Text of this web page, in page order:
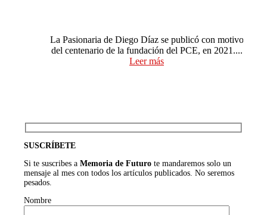
La Pasionaria de Diego Díaz se publicó con motivo
del centenario de la fundación del PCE, en 2021....
Leer más
SUSCRÍBETE
Si te suscribes aMemoria de Futuro te mandaremos solo un
mensaje al mes con todos los artículos publicados. No seremos
pesados.
Nombre